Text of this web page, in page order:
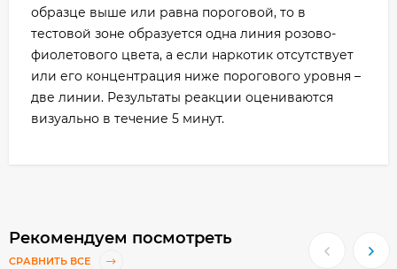
образце выше или равна пороговой, то в
тестовой зоне образуется одна линия розово-
фиолетового цвета, а если наркотик отсутствует
или его концентрация ниже порогового уровня –
две линии. Результаты реакции оцениваются
визуально в течение 5 минут.
Рекомендуем посмотреть
СРАВНИТЬ ВСЕ